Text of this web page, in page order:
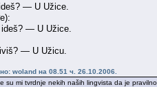
— U Užice.
ideš? — U Užice.
— U Užicu.
woland на 08.51 ч. 26.10.2006.
su mi tvrdnje nekih naših lingvista da je